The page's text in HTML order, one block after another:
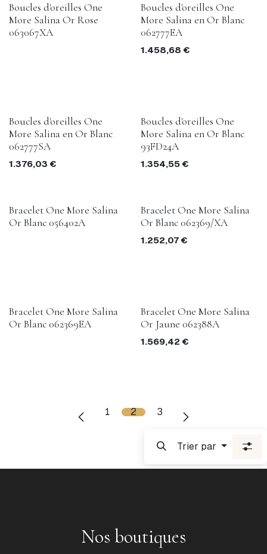
Boucles d'oreilles One
More Salina Or Rose
063067XA
Boucles d'oreilles One
More Salina en Or Blanc
062777EA
1.458,68 €
Boucles d'oreilles One
More Salina en Or Blanc
062777SA
1.376,03 €
Boucles d'oreilles One
More Salina en Or Blanc
93FD24A
1.354,55€
Bracelet One More Salina
Or Blanc 056402A
Bracelet One More Salina
Or Blanc 062369/XA
1.252,07€
Bracelet One More Salina
Or Blanc 062369EA
Bracelet One More Salina
Or Jaune 062388A
1.569,42 €
1 2 3
Trier par
Nos boutiques